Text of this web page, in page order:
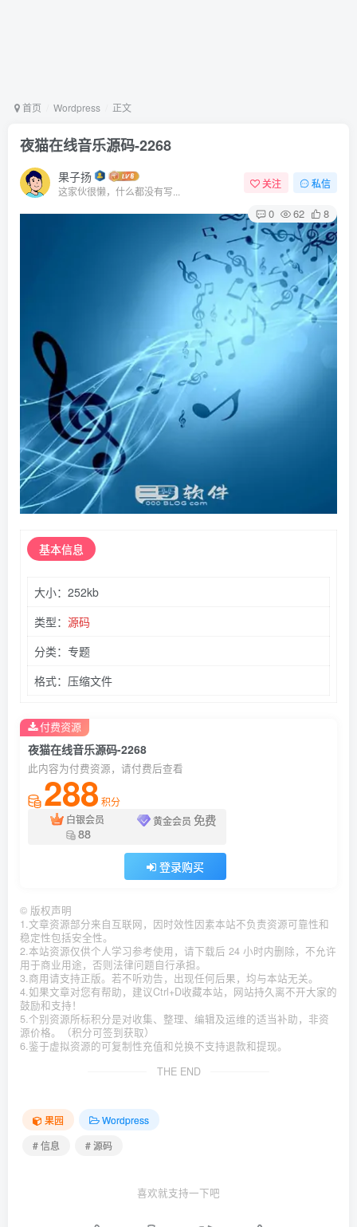
首页 Wordpress 正文
夜猫在线音乐源码-2268
果子扬
这家伙很懒，什么都没有写...
关注 私信
0 62 8
基本信息
大小：252kb
类型： 源码
分类：专题
格式：压缩文件
夜猫在线音乐源码-2268
此内容为付费资源，请付费后查看
288 积分
白银会员
88
黄金会员 免费
登录购买
付费资源
© 版权声明
1.文章资源部分来自互联网，因时效性因素本站不负责资源可靠性和
稳定性包括安全性。
2.本站资源仅供个人学习参考使用，请下载后 24 小时内删除，不允许
用于商业用途，否则法律问题自行承担。
3.商用请支持正版。若不听劝告，出现任何后果，均与本站无关。
4.如果文章对您有帮助，建议Ctrl+D收藏本站，网站持久离不开大家的
鼓励和支持！
5.个别资源所标积分是对收集、整理、编辑及运维的适当补助，非资
源价格。（积分可签到获取）
6.鉴于虚拟资源的可复制性充值和兑换不支持退款和提现。
THE END
果园
Wordpress
# 信息
# 源码
喜欢就支持一下吧